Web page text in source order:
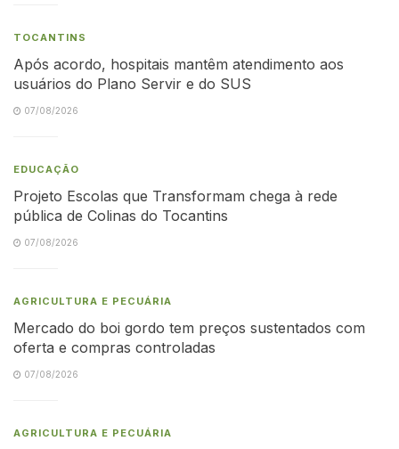
TOCANTINS
Após acordo, hospitais mantêm atendimento aos
usuários do Plano Servir e do SUS
07/08/2026
EDUCAÇÃO
Projeto Escolas que Transformam chega à rede
pública de Colinas do Tocantins
07/08/2026
AGRICULTURA E PECUÁRIA
Mercado do boi gordo tem preços sustentados com
oferta e compras controladas
07/08/2026
AGRICULTURA E PECUÁRIA